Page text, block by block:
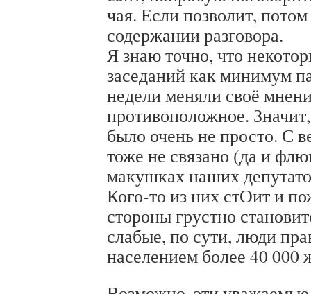
чая. Если позволит,
содержании разговора.
Я знаю точно, что
заседаний как минимум
недели меняли своё
противоположное.
было очень не просто. С
тоже не связано (да и
макушках наших
Кого-то из них стОит и
стороны грустно
слабые, по сути, люди
населением более 40 000